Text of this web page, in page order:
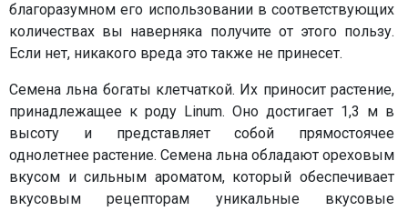
благоразумном его использовании в соответствующих
количествах вы наверняка получите от этого пользу.
Если нет, никакого вреда это также не принесет.
Семена льна богаты клетчаткой. Их приносит растение,
принадлежащее к роду Linum. Оно достигает 1,3 м в
высоту и представляет собой прямостоячее
однолетнее растение. Семена льна обладают ореховым
вкусом и сильным ароматом, который обеспечивает
вкусовым рецепторам уникальные вкусовые